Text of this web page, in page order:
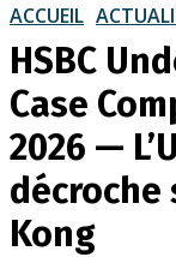
ACCUEIL
HSBC
Case
2026 —
Kong